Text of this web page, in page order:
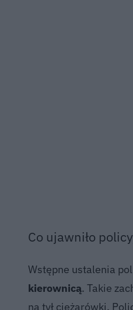
Co ujawniło
Wstępne ustalenia
kierownicą. Takie
na tył ciężarówki.